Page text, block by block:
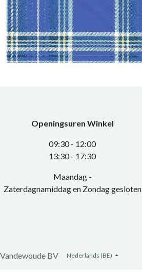
Openingsuren Winkel
0​9:30 - 12:00
​13:30 - 17:30​
Maandag -
Zaterdagnamiddag en Zondag gesloten
Vandewoude BV Nederlands (BE)